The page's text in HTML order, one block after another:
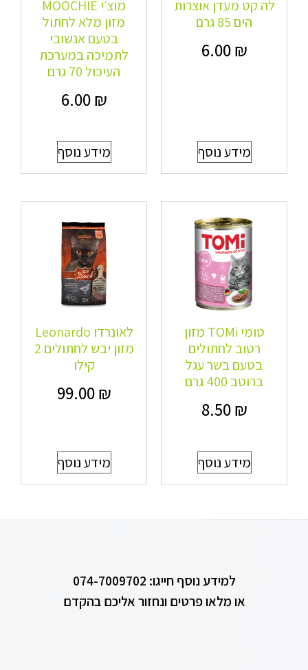
לה קט מעדן אוצרות
הים 85 גרם
6.00₪
מידע נוסף
מוצ׳י MOOCHIE
מזון מלא לחתול
בטעם אנשובי
לתמיכה במערכת
העיכול 70 גרם
6.00₪
מידע נוסף
טומי TOMi מזון
רטוב לחתולים
בטעם בשר עגל
ברוטב 400 גרם
8.50₪
מידע נוסף
לאונרדו Leonardo
מזון יבש לחתולים 2
קילו
99.00₪
מידע נוסף
למידע נוסף חייגו: 074-7009702
או מלאו פרטים ונחזור אליכם בהקדם